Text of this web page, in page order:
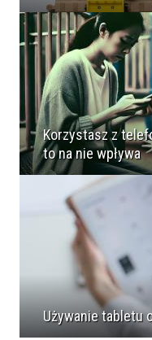
Korzystasz z
to na nie wpływa
Używanie tabletu